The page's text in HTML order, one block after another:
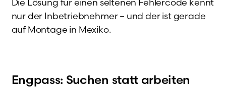
nur der Inbetriebnehmer – und der ist gerade
auf Montage in Mexiko.
Engpass: Suchen statt arbeiten